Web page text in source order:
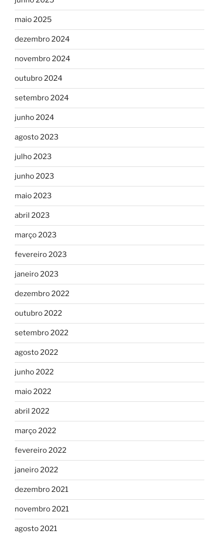
maio 2025
dezembro 2024
novembro 2024
outubro 2024
setembro 2024
junho 2024
agosto 2023
julho 2023
junho 2023
maio 2023
abril 2023
março 2023
fevereiro 2023
janeiro 2023
dezembro 2022
outubro 2022
setembro 2022
agosto 2022
junho 2022
maio 2022
abril 2022
março 2022
fevereiro 2022
janeiro 2022
dezembro 2021
novembro 2021
agosto 2021